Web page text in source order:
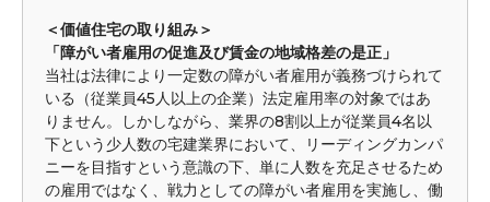
＜価値住宅の取り組み＞
「障がい者雇用の促進及び賃金の地域格差の是正」
当社は法律により一定数の障がい者雇用が義務づけられて
いる（従業員45人以上の企業）法定雇用率の対象ではあ
りません。しかしながら、業界の8割以上が従業員4名以
下という少人数の宅建業界において、リーディングカンパ
ニーを目指すという意識の下、単に人数を充足させるため
の雇用ではなく、戦力としての障がい者雇用を実施し、働